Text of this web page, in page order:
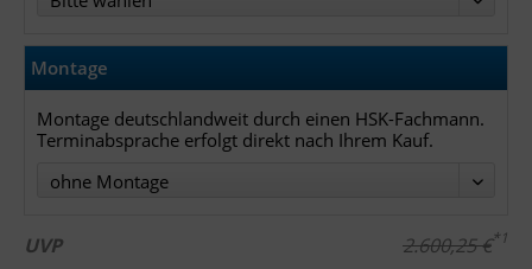
Montage
Montage deutschlandweit durch einen HSK-Fachmann.
Terminabsprache erfolgt direkt nach Ihrem Kauf.
UVP 2.600,25 €*1